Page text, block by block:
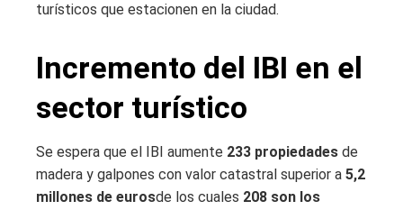
turísticos que estacionen en la ciudad.
Incremento del IBI en el
sector turístico
Se espera que el IBI aumente 233 propiedades de
madera y galpones con valor catastral superior a 5,2
millones de eurosde los cuales 208 son los